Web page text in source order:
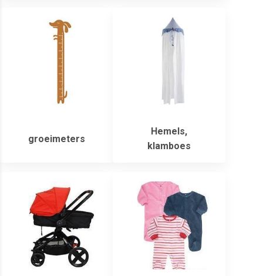
groeimeters
Hemels,
klamboes